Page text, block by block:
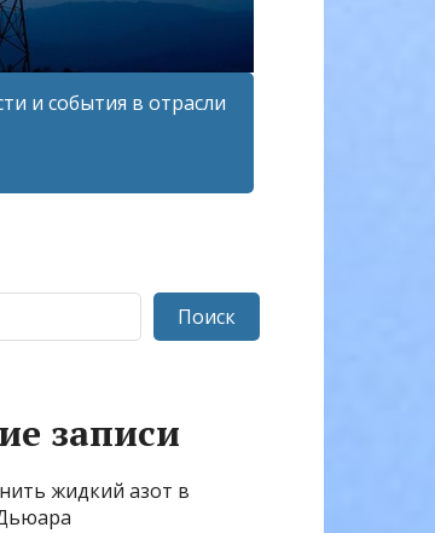
и события в отрасли
Поиск
записи
жидкий азот в